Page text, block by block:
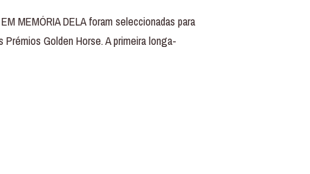
MEMÓRIA DELA foram seleccionadas para
Golden Horse. A primeira longa-